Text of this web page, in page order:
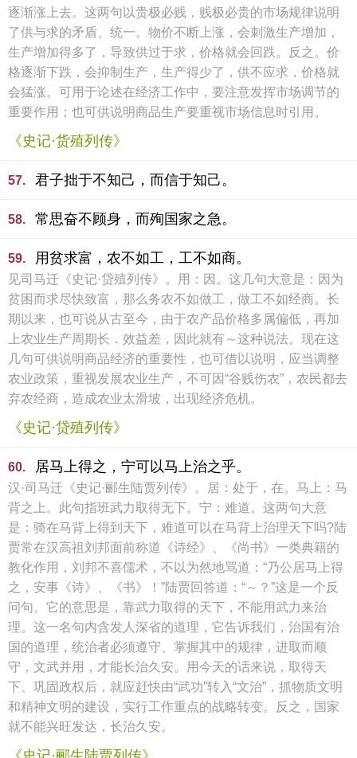
逐渐涨上去。这两句以贵极必贱，贱极必贵的市场规律说明
了供与求的矛盾、统一。物价不断上涨，会刺激生产增加，
生产增加得多了，导致供过于求，价格就会回跌。反之。价
格逐渐下跌，会抑制生产，生产得少了，供不应求，价格就
会猛涨。可用于论述在经济工作中，要注意发挥市场调节的
重要作用；也可供说明商品生产要重视市场信息时引用。
《史记·货殖列传》
57. 君子拙于不知己，而信于知己。
58. 常思奋不顾身，而殉国家之急。
59. 用贫求富，农不如工，工不如商。
见司马迁《史记·贷殖列传》。用：因。这几句大意是：因为
贫困而求尽快致富，那么务农不如做工，做工不如经商。长
期以来，也可说从古至今，由于农产品价格多属偏低，再加
上农业生产周期长．效益差，因此就有～这种说法。现在这
几句可供说明商品经济的重要性，也可借以说明，应当调整
农业政策，重视发展农业生产，不可因“谷贱伤农”，农民都去
弃农经商，造成农业太滑坡，出现经济危机。
《史记·贷殖列传》
60. 居马上得之，宁可以马上治之乎。
汉·司马迁《史记·郦生陆贾列传》。居：处于，在。马上：马
背之上。此句指班武力取得无下。宁：难道。这两句大意
是：骑在马背上得到天下，难道可以在马背上治理天下吗?陆
贾常在汉高祖刘邦面前称道《诗经》、《尚书》一类典籍的
教化作用，刘邦不喜儒术，不以为然地骂道：“乃公居马上得
之，安事《诗》、《书》！”陆贾回答道：“～？”这是一个反
问句。它的意思是，靠武力取得的天下，不能用武力来治
理。这一名句内含发人深省的道理，它告诉我们，治国有治
国的道理，统治者必须遵守、掌握其中的规律，进取而顺
守，文武并用，才能长治久安。用今天的话来说，取得天
下、巩固政权后，就应赶快由“武功”转入“文治”，抓物质文明
和精神文明的建设，实行工作重点的战略转变。反之，国家
就不能兴旺发达，长治久安。